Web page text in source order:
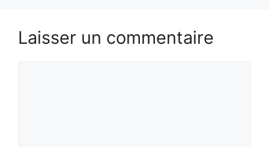
Laisser un commentaire